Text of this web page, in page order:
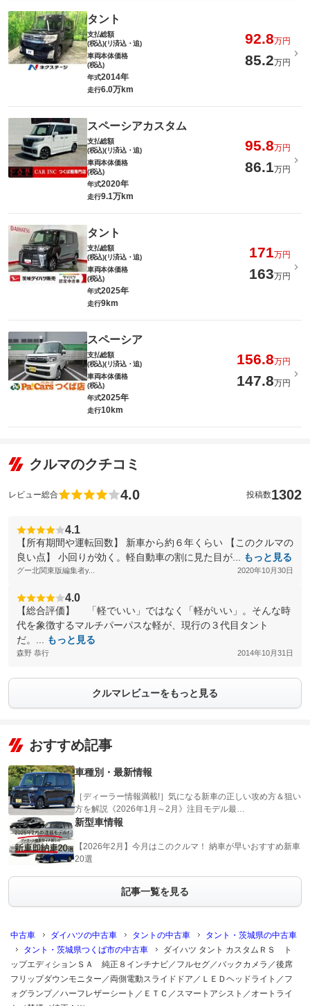
タント
支払総額
(税込)(リ済込・追)
92.8万円
車両本体価格
(税込)
85.2万円
年式2014年
走行6.0万km
スペーシアカスタム
支払総額
(税込)(リ済込・追)
95.8万円
車両本体価格
(税込)
86.1万円
年式2020年
走行9.1万km
タント
支払総額
(税込)(リ済込・追)
171万円
車両本体価格
(税込)
163万円
年式2025年
走行9km
スペーシア
支払総額
(税込)(リ済込・追)
156.8万円
車両本体価格
(税込)
147.8万円
年式2025年
走行10km
クルマのクチコミ
レビュー総合 4.0 投稿数1302
4.1
【所有期間や運転回数】 新車から約６年くらい 【このクルマの
良い点】 小回りが効く。軽自動車の割に見た目が...
もっと見る
グー北関東版編集者y... 2020年10月30日
4.0
【総合評価】 「軽でいい」ではなく「軽がいい」。そんな時
代を象徴するマルチパーパスな軽が、現行の３代目タント
だ。...
もっと見る
森野 恭行 2014年10月31日
クルマレビューをもっと見る
おすすめ記事
車種別・最新情報
［ディーラー情報満載!］気になる新車の正しい攻め方＆狙い
方を解説《2026年1月～2月》注目モデル最…
新型車情報
【2026年2月】今月はこのクルマ！ 納車が早いおすすめ新車
20選
記事一覧を見る
中古車 ダイハツの中古車 タントの中古車
タント・茨城県の中古車
タント・茨城県つくば市の中古車
ダイハツ タント カスタムＲＳ ト
ップエディションＳＡ 純正８インチナビ／フルセグ／バックカメラ／後席
フリップダウンモニター／両側電動スライドドア／ＬＥＤヘッドライト／フ
ォグランプ／ハーフレザーシート／ＥＴＣ／スマートアシスト／オートライ